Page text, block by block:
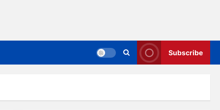
Subscribe